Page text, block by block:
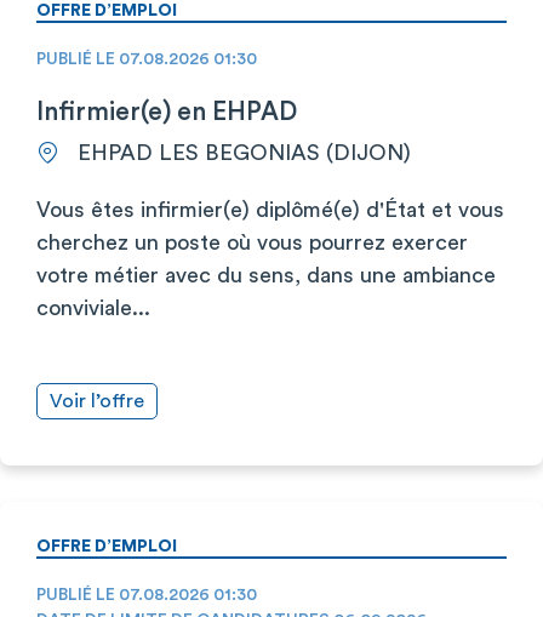
OFFRE D’EMPLOI
PUBLIÉ LE 07.08.2026 01:30
Infirmier(e) en EHPAD
EHPAD LES BEGONIAS (DIJON)
Vous êtes infirmier(e) diplômé(e) d'État et vous
cherchez un poste où vous pourrez exercer
votre métier avec du sens, dans une ambiance
conviviale...
Voir l’offre
OFFRE D’EMPLOI
PUBLIÉ LE 07.08.2026 01:30